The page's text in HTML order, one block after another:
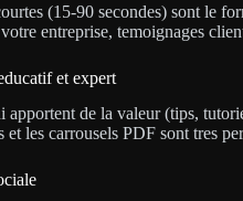
(15-90 secondes) sont le
entreprise, temoignages
et expert
apportent de la valeur (tips,
et les carrousels PDF sont tres